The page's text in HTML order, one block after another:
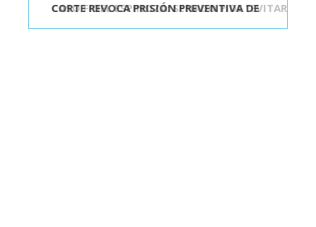
CASO FIDEL ESPINOZA: SENADO PIDE “EVITAR